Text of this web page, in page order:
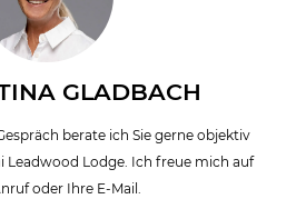
GLADBACH
berate ich Sie gerne objektiv
Leadwood Lodge. Ich freue mich auf
oder Ihre E-Mail.